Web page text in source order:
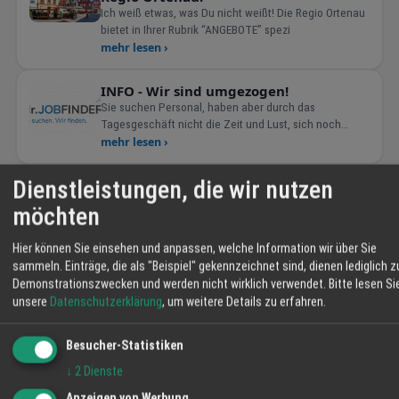
Ich weiß etwas, was Du nicht weißt! Die Regio Ortenau
bietet in Ihrer Rubrik “ANGEBOTE” spezi
mehr lesen ›
INFO - Wir sind umgezogen!
Sie suchen Personal, haben aber durch das
Tagesgeschäft nicht die Zeit und Lust, sich noch
darum kümmern zu müssen? Für Unternehmen der
mehr lesen ›
Darf ich bitten? Tanzschule Meineke
Dance Academy
alle
mehr lesen ›
Mitmenschen helfen
Mitmenschlich helfen Ich möchte hiermit alle
Ausgangsbeschränkungen ohnehin zu Ha
mehr lesen ›
Der Duft der großen weiten Welt oder
Dienstleistungen, die wir nutzen
möchten
Hier können Sie einsehen und anpassen, welche Information wir über Sie
sammeln. Einträge, die als "Beispiel" gekennzeichnet sind, dienen lediglich
Demonstrationszwecken und werden nicht wirklich verwendet. Bitte lesen
unsere Datenschutzerklärung, um weitere Details zu erfahren.
Besucher-Statistiken
↓ 2 Dienste